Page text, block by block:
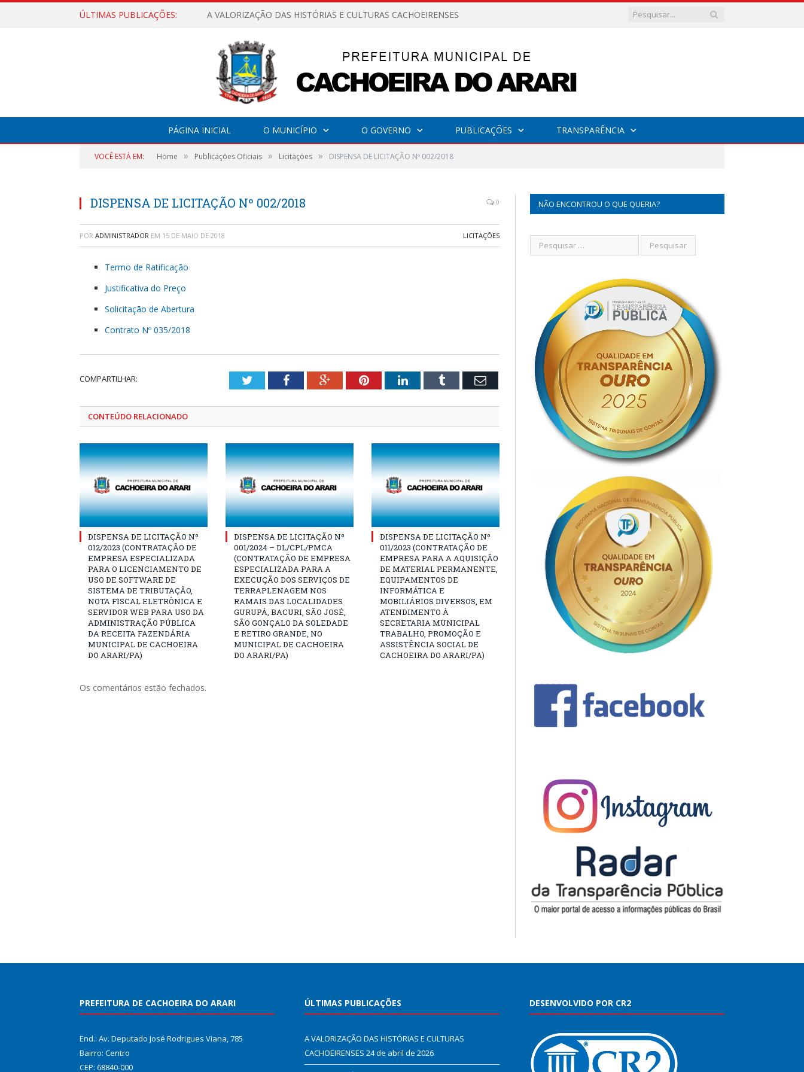
ÚLTIMAS PUBLICAÇÕES: A VALORIZAÇÃO DAS HISTÓRIAS E CULTURAS CACHOEIRENSES
PÁGINA INICIAL O MUNICÍPIO O GOVERNO PUBLICAÇÕES TRANSPARÊNCIA
VOCÊ ESTÁ EM: Home » Publicações Oficiais » Licitações » DISPENSA DE LICITAÇÃO Nº 002/2018
DISPENSA DE LICITAÇÃO Nº 002/2018 0
POR ADMINISTRADOR EM 15 DE MAIO DE 2018 LICITAÇÕES
Termo de Ratificação
Justificativa do Preço
Solicitação de Abertura
Contrato Nº 035/2018
COMPARTILHAR: TwitterFacebookGoogle+PinterestLinkedInTumblr Email
CONTEÚDO RELACIONADO
DISPENSA DE LICITAÇÃO Nº
012/2023 (CONTRATAÇÃO DE
EMPRESA ESPECIALIZADA
PARA O LICENCIAMENTO DE
USO DE SOFTWARE DE
SISTEMA DE TRIBUTAÇÃO,
NOTA FISCAL ELETRÔNICA E
SERVIDOR WEB PARA USO DA
ADMINISTRAÇÃO PÚBLICA
DA RECEITA FAZENDÁRIA
MUNICIPAL DE CACHOEIRA
DO ARARI/PA)
DISPENSA DE LICITAÇÃO Nº
001/2024 – DL/CPL/PMCA
(CONTRATAÇÃO DE EMPRESA
ESPECIALIZADA PARA A
EXECUÇÃO DOS SERVIÇOS DE
TERRAPLENAGEM NOS
RAMAIS DAS LOCALIDADES
GURUPÁ, BACURI, SÃO JOSÉ,
SÃO GONÇALO DA SOLEDADE
E RETIRO GRANDE, NO
MUNICIPAL DE CACHOEIRA
DO ARARI/PA)
DISPENSA DE LICITAÇÃO Nº
011/2023 (CONTRATAÇÃO DE
EMPRESA PARA A AQUISIÇÃO
DE MATERIAL PERMANENTE,
EQUIPAMENTOS DE
INFORMÁTICA E
MOBILIÁRIOS DIVERSOS, EM
ATENDIMENTO À
SECRETARIA MUNICIPAL
TRABALHO, PROMOÇÃO E
ASSISTÊNCIA SOCIAL DE
CACHOEIRA DO ARARI/PA)
Os comentários estão fechados.
NÃO ENCONTROU O QUE QUERIA?
PREFEITURA DE CACHOEIRA DO ARARI
End.: Av. Deputado José Rodrigues Viana, 785
Bairro: Centro
CEP: 68840-000
ÚLTIMAS PUBLICAÇÕES
A VALORIZAÇÃO DAS HISTÓRIAS E CULTURAS
CACHOEIRENSES 24 de abril de 2026
DESENVOLVIDO POR CR2